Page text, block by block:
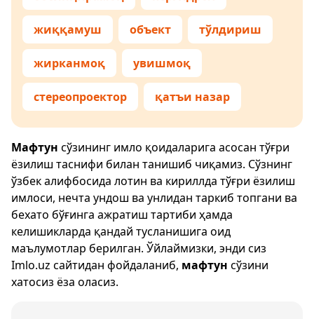
жиққамуш объект тўлдириш
жирканмоқ увишмоқ
стереопроектор қатъи назар
Мафтун сўзининг имло қоидаларига асосан тўғри
ёзилиш таснифи билан танишиб чиқамиз. Сўзнинг
ўзбек алифбосида лотин ва кириллда тўғри ёзилиш
имлоси, нечта ундош ва унлидан таркиб топгани ва
бехато бўғинга ажратиш тартиби ҳамда
келишикларда қандай тусланишига оид
маълумотлар берилган. Ўйлаймизки, энди сиз
Imlo.uz сайтидан фойдаланиб, мафтун сўзини
хатосиз ёза оласиз.